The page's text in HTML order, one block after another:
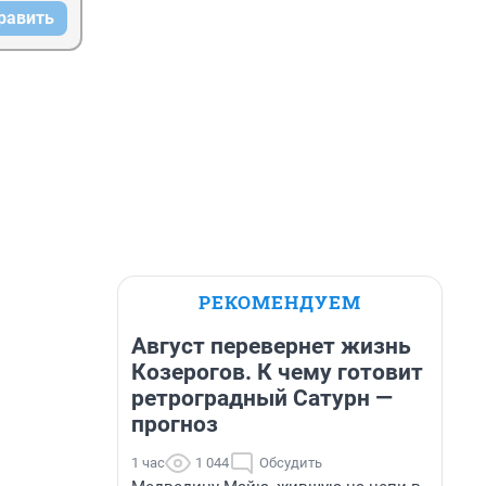
РЕКОМЕНДУЕМ
Август перевернет жизнь
Козерогов. К чему готовит
ретроградный Сатурн —
прогноз
1 час 1 044 Обсудить